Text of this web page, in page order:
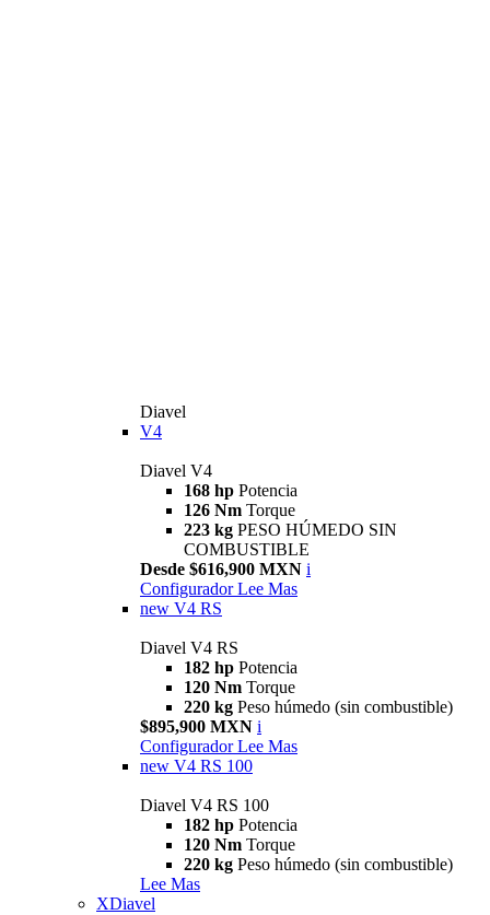
Diavel
V4
Diavel V4
168 hp Potencia
126 Nm Torque
223 kg PESO HÚMEDO SIN
COMBUSTIBLE
Desde $616,900 MXN i
Configurador Lee Mas
new V4 RS
Diavel V4 RS
182 hp Potencia
120 Nm Torque
220 kg Peso húmedo (sin combustible)
$895,900 MXN i
Configurador Lee Mas
new V4 RS 100
Diavel V4 RS 100
182 hp Potencia
120 Nm Torque
220 kg Peso húmedo (sin combustible)
Lee Mas
XDiavel